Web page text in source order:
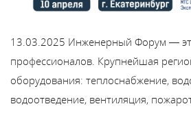
Сервис
Найти магазин
Найти
монтажника
13.03.2025 Инженерный Форум —
профессионалов. Крупнейшая
оборудования: теплоснабжение,
водоотведение, вентиляция,